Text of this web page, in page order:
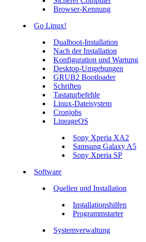
Browser-Kennung
Go Linux!
Dualboot-Installation
Nach der Installation
Konfiguration und Wartung
Desktop-Umgebungen
GRUB2 Bootloader
Schriften
Tastaturbefehle
Linux-Dateisystem
Cronjobs
LineageOS
Sony Xperia XA2
Samsung Galaxy A5
Sony Xperia SP
Software
Quellen und Installation
Installationshilfen
Programmstarter
Systemverwaltung